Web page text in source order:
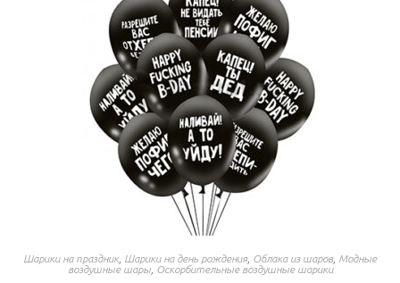
Шарики на праздник, Шарики на день рождения, Облака из шаров, Модные
воздушные шары, Оскорбительные воздушные шарики